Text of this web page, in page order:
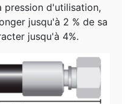
pression d'utilisation,
jusqu'à 2 % de sa
jusqu'à 4%.